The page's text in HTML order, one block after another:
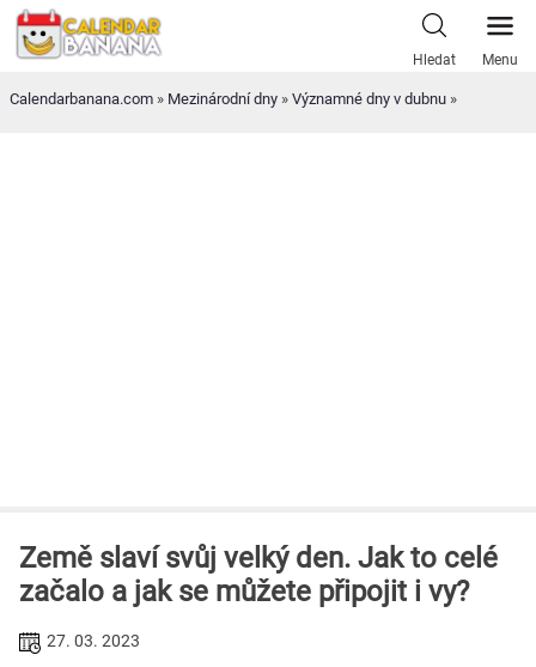
Skip
Hledat Menu
Calendarbanana.com » Mezinárodní dny » Významné dny v dubnu »
Země slaví svůj velký den. Jak to celé
začalo a jak se můžete připojit i vy?
27. 03. 2023